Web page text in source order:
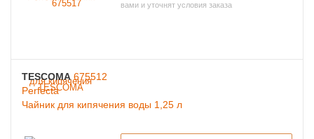
вами и уточнят условия заказа
TESCOMA 675512
Perfecta
Чайник для кипячения воды 1,25 л